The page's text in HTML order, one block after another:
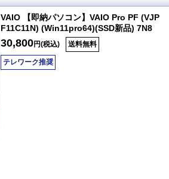
VAIO 【即納パソコン】VAIO Pro PF (VJP
F11C11N) (Win11pro64)(SSD新品) 7N8
30,800円(税込) 送料無料
テレワーク推奨